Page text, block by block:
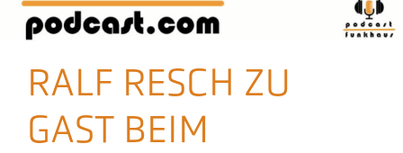
Aktuelles
Podcast
RALF RESCH ZU
GAST BEIM